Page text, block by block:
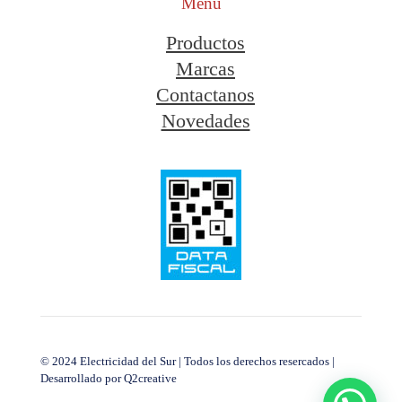
Productos
Marcas
Contactanos
Novedades
© 2024 Electricidad del Sur | Todos los derechos resercados |
Desarrollado porQ2creative